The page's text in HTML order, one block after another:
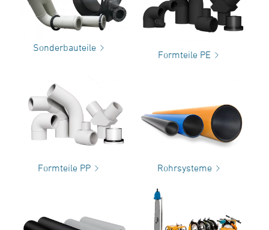
Sonderbauteile
Formteile PE
Formteile PP Rohrsysteme